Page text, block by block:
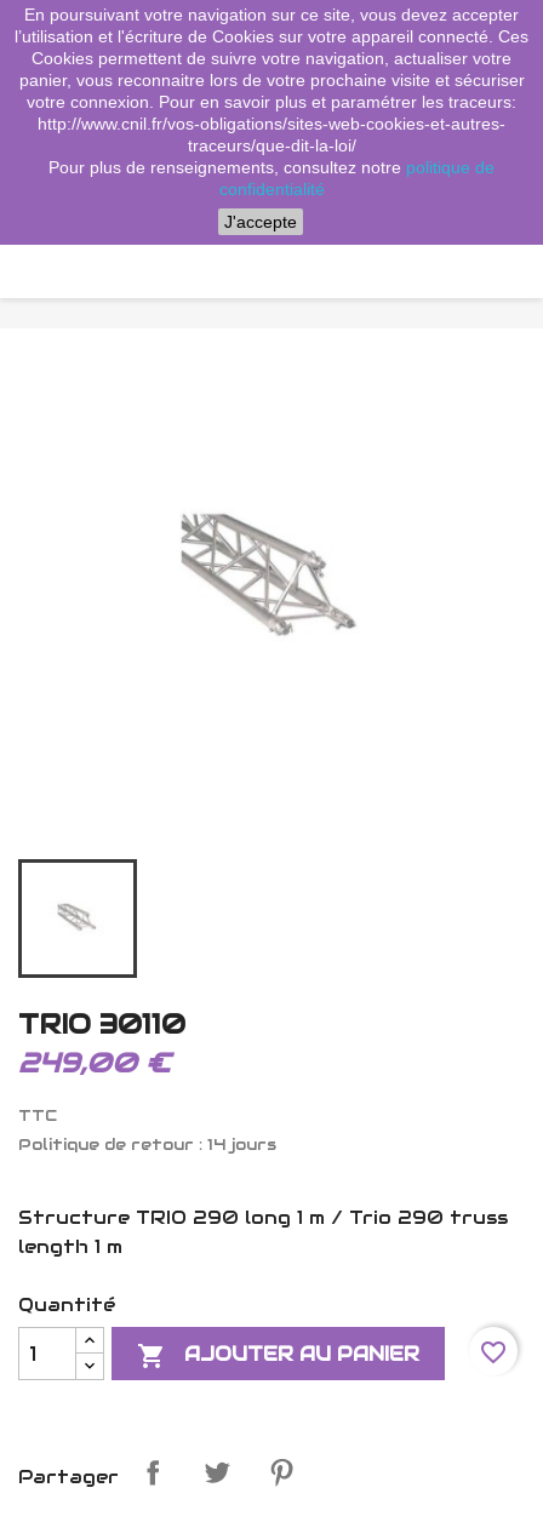
shopping_cart (0)

search
Menu
TRIO 30110
249,00 €
TTC
Politique de retour : 14 jours
Structure TRIO 290 long 1 m / Trio 290 truss
length 1 m
Quantité
 AJOUTER AU PANIER favorite_border
Partager
En poursuivant votre navigation sur ce site, vous devez accepter
l’utilisation et l'écriture de Cookies sur votre appareil connecté. Ces
Cookies permettent de suivre votre navigation, actualiser votre
panier, vous reconnaitre lors de votre prochaine visite et sécuriser
votre connexion. Pour en savoir plus et paramétrer les traceurs:
http://www.cnil.fr/vos-obligations/sites-web-cookies-et-autres-
traceurs/que-dit-la-loi/
Pour plus de renseignements, consultez notre politique de
confidentialité
J'accepte